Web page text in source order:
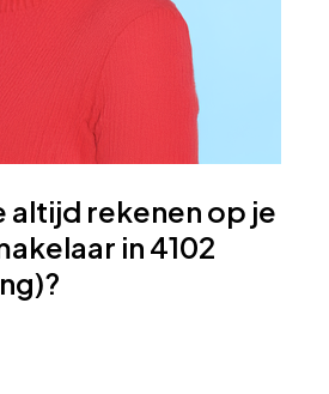
altijd rekenen op je
in 4102